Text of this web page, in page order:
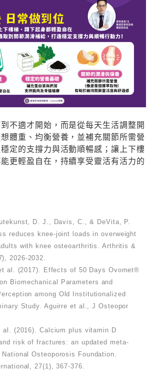
不適才開始，而是從每天生活調整開
體重、均衡營養，並補充關節所需營
定的支撐力與活動順暢感；讓上下樓
更輕盈自在，持續享受靈活有活力的
D. J., Davis, C., & DeVita, P.
reduces knee-joint loads in overweight
with knee osteoarthritis. Arthritis &
2026-2032.
al. (2017). Effects of 50 Days Ovomet®
Biomechanical Parameters and
among Old Institutionalized
Study. Aguirre et al., J Osteopor
al. (2016). Calcium plus vitamin D
risk of fractures: an updated meta-
Osteoporosis Foundation.
27(1), 367-376.